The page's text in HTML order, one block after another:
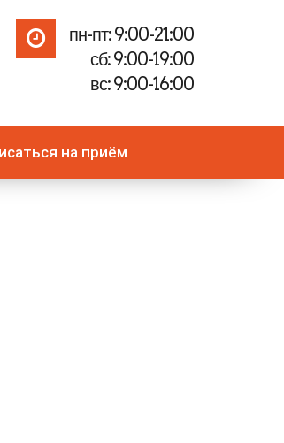
пн-пт: 9:00-21:00
сб: 9:00-19:00
вс: 9:00-16:00
на приём